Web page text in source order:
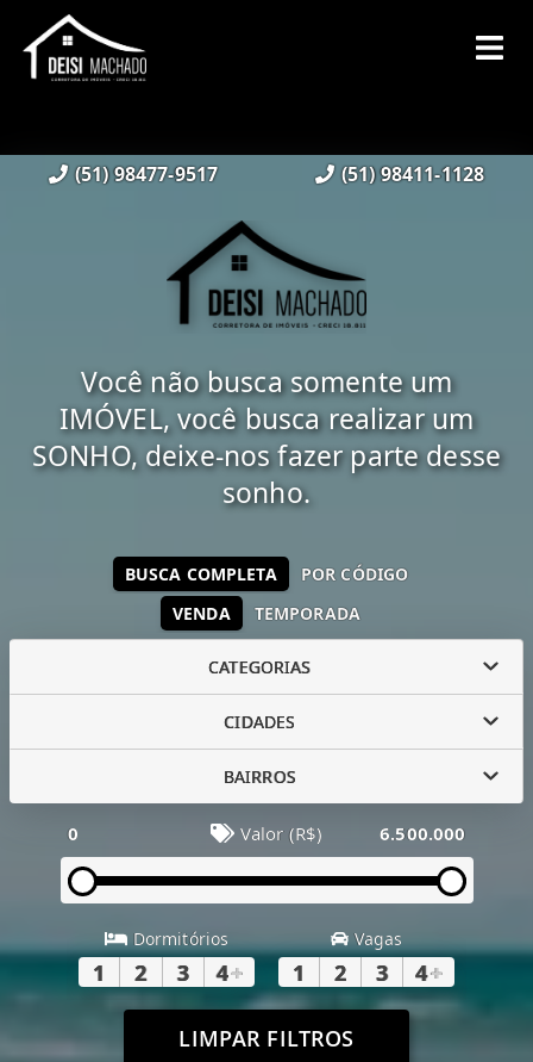
(51) 98477-9517 (51) 98411-1128
Você não busca somente um
IMÓVEL, você busca realizar um
SONHO, deixe-nos fazer parte desse
sonho.
VENDA TEMPORADA
BUSCA COMPLETA POR CÓDIGO
CATEGORIAS
CIDADES
BAIRROS
0 Valor (R$) 6.500.000
Dormitórios
1 2 3 4+
Vagas
1 2 3 4+
LIMPAR FILTROS